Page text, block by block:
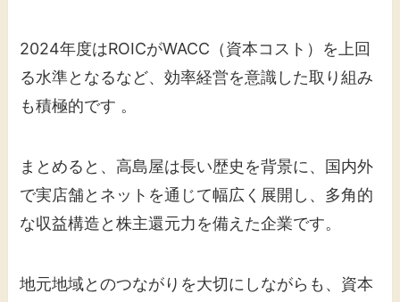
2024年度はROICがWACC（資本コスト）を上回
る水準となるなど、効率経営を意識した取り組み
も積極的です 。
まとめると、高島屋は長い歴史を背景に、国内外
で実店舗とネットを通じて幅広く展開し、多角的
な収益構造と株主還元力を備えた企業です。
地元地域とのつながりを大切にしながらも、資本